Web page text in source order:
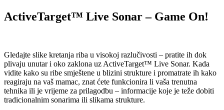
ActiveTarget™ Live Sonar – Game On!
Gledajte slike kretanja riba u visokoj razlučivosti – pratite ih dok
plivaju unutar i oko zaklona uz ActiveTarget™ Live Sonar. Kada
vidite kako su ribe smještene u blizini strukture i promatrate ih kako
reagiraju na vaš mamac, znat ćete funkcionira li vaša trenutna
tehnika ili je vrijeme za prilagodbu – informacije koje je teže dobiti
tradicionalnim sonarima ili slikama strukture.